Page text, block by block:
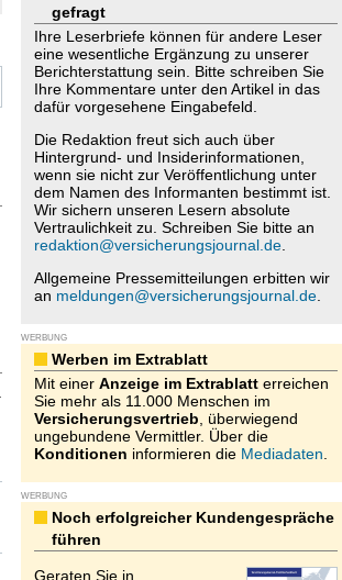
gefragt
Ihre Leserbriefe können für andere Leser
eine wesentliche Ergänzung zu unserer
Berichterstattung sein. Bitte schreiben Sie
Ihre Kommentare unter den Artikel in das
dafür vorgesehene Eingabefeld.
Die Redaktion freut sich auch über
Hintergrund- und Insiderinformationen,
wenn sie nicht zur Veröffentlichung unter
dem Namen des Informanten bestimmt ist.
Wir sichern unseren Lesern absolute
Vertraulichkeit zu. Schreiben Sie bitte an
redaktion@versicherungsjournal.de.
Allgemeine Pressemitteilungen erbitten wir
an meldungen@versicherungsjournal.de.
WERBUNG
Werben im Extrablatt
Mit einer Anzeige im Extrablatterreichen
Sie mehr als 11.000 Menschen im
Versicherungsvertrieb , überwiegend
ungebundene Vermittler. Über die
Konditionen informieren die Mediadaten
WERBUNG
Noch erfolgreicher Kundengespräche
führen
Geraten Sie in